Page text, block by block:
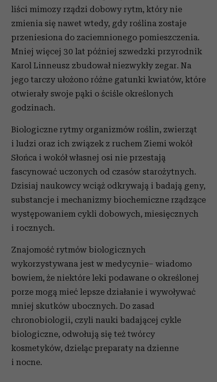
liści mimozy rządzi dobowy rytm, który nie
zmienia się nawet wtedy, gdy roślina zostaje
przeniesiona do zaciemnionego pomieszczenia.
Mniej więcej 30 lat później szwedzki przyrodnik
Karol Linneusz zbudował niezwykły zegar. Na
jego tarczy ułożono różne gatunki kwiatów, które
otwierały swoje pąki o ściśle określonych
godzinach.
Biologiczne rytmy organizmów roślin, zwierząt
i ludzi oraz ich związek z ruchem Ziemi wokół
Słońca i wokół własnej osi nie przestają
fascynować uczonych od czasów starożytnych.
Dzisiaj naukowcy wciąż odkrywają i badają geny,
substancje i mechanizmy biochemiczne rządzące
występowaniem cykli dobowych, miesięcznych
i rocznych.
Znajomość rytmów biologicznych
wykorzystywana jest w medycynie– wiadomo
bowiem, że niektóre leki podawane o określonej
porze mogą mieć lepsze działanie i wywoływać
mniej skutków ubocznych. Do zasad
chronobiologii, czyli nauki badającej cykle
biologiczne, odwołują się też twórcy
kosmetyków, dzieląc preparaty na dzienne
i nocne.